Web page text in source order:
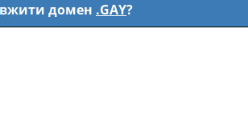
домен .GAY?